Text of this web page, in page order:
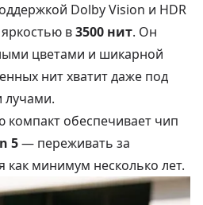
Dolby Vision и HDR
в3500 нит. Он
цветами и шикарной
нит хватит даже под
компакт обеспечивает чип
5— переживать за
минимум несколько лет.